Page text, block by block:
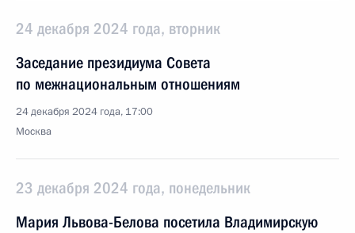
24 декабря 2024 года, вторник
Заседание президиума Совета
по межнациональным отношениям
24 декабря 2024 года, 17:00
Москва
23 декабря 2024 года, понедельник
Мария Львова-Белова посетила Владимирскую